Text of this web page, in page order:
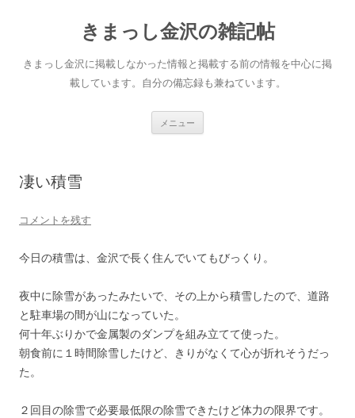
きまっし金沢の雑記帖
きまっし金沢に掲載しなかった情報と掲載する前の情報を中心に掲
載しています。自分の備忘録も兼ねています。
メニュー
凄い積雪
コメントを残す
今日の積雪は、金沢で長く住んでいてもびっくり。
夜中に除雪があったみたいで、その上から積雪したので、道路
と駐車場の間が山になっていた。
何十年ぶりかで金属製のダンプを組み立てて使った。
朝食前に１時間除雪したけど、きりがなくて心が折れそうだっ
た。
２回目の除雪で必要最低限の除雪できたけど体力の限界です。